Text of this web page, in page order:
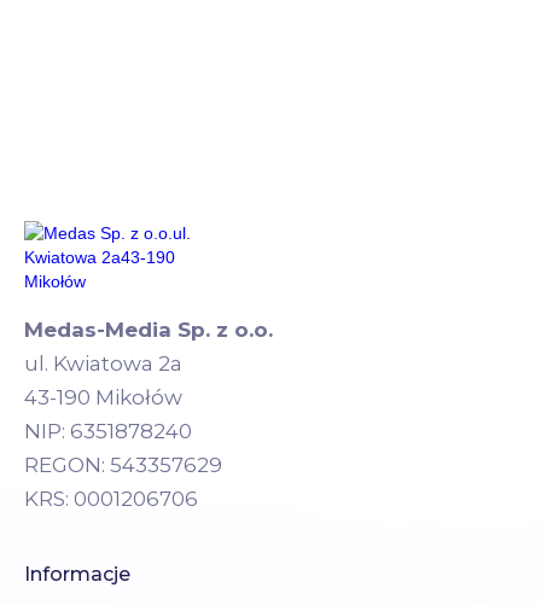
Medas-Media Sp. z o.o.
ul. Kwiatowa 2a
43-190 Mikołów
NIP: 6351878240
REGON: 543357629
KRS: 0001206706
Informacje